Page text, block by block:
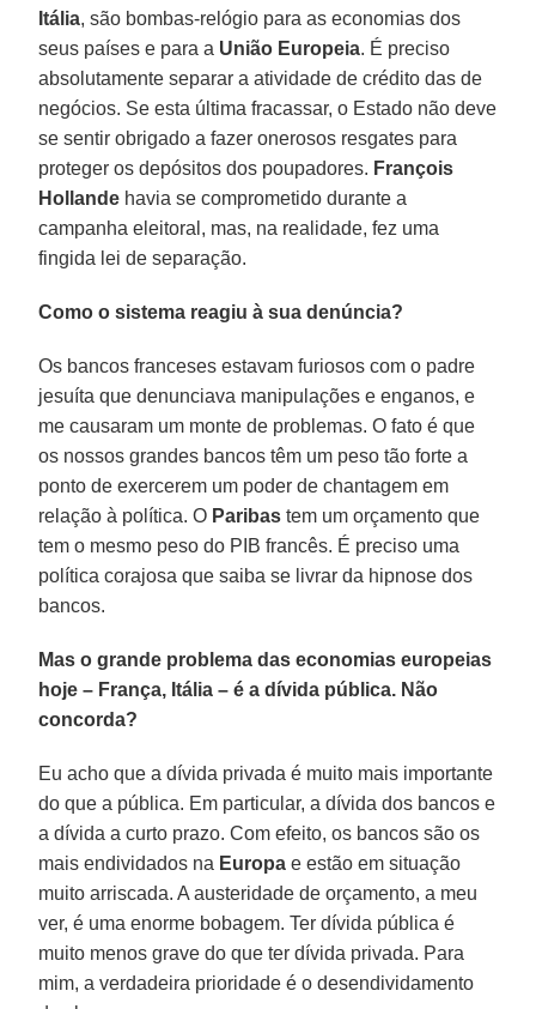
Itália, são bombas-relógio para as economias dos
seus países e para a União Europeia. É preciso
absolutamente separar a atividade de crédito das de
negócios. Se esta última fracassar, o Estado não deve
se sentir obrigado a fazer onerosos resgates para
proteger os depósitos dos poupadores. François
Hollande havia se comprometido durante a
campanha eleitoral, mas, na realidade, fez uma
fingida lei de separação.
Como o sistema reagiu à sua denúncia?
Os bancos franceses estavam furiosos com o padre
jesuíta que denunciava manipulações e enganos, e
me causaram um monte de problemas. O fato é que
os nossos grandes bancos têm um peso tão forte a
ponto de exercerem um poder de chantagem em
relação à política. O Paribas tem um orçamento que
tem o mesmo peso do PIB francês. É preciso uma
política corajosa que saiba se livrar da hipnose dos
bancos.
Mas o grande problema das economias europeias
hoje – França, Itália – é a dívida pública. Não
concorda?
Eu acho que a dívida privada é muito mais importante
do que a pública. Em particular, a dívida dos bancos e
a dívida a curto prazo. Com efeito, os bancos são os
mais endividados na Europa e estão em situação
muito arriscada. A austeridade de orçamento, a meu
ver, é uma enorme bobagem. Ter dívida pública é
muito menos grave do que ter dívida privada. Para
mim, a verdadeira prioridade é o desendividamento